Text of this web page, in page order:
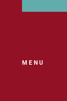
MENU